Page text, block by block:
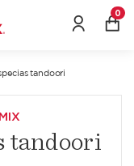
0
tandoori
tandoori